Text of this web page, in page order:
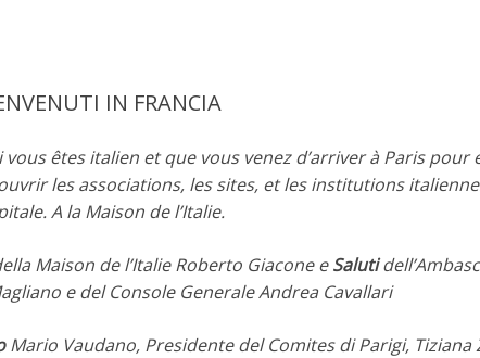
IN FRANCIA
êtes italien et que vous venez d’arriver à Paris pour
les associations, les sites, et les institutions
A la Maison de l’Italie.
Maison de l’Italie Roberto Giacone eSaluti
e del Console Generale Andrea Cavallari
Mario Vaudano, Presidente del Comites di Parigi, Tiziana